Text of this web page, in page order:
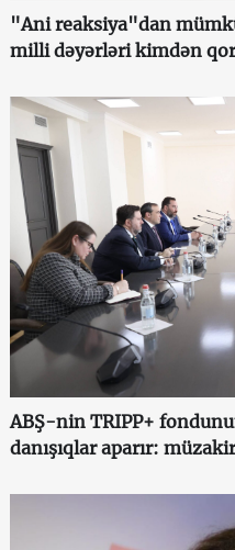
"Ani reaksiya"dan
milli dəyərləri kimdən
ABŞ-nin TRIPP+
danışıqlar aparır: